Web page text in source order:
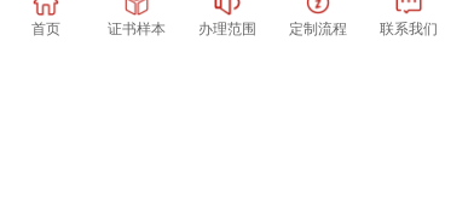
首页 证书样本 办理范围 定制流程 联系我们